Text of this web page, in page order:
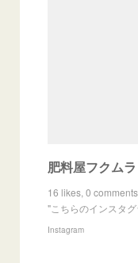
16 likes, 0
"こちらのインスタ
Instagram